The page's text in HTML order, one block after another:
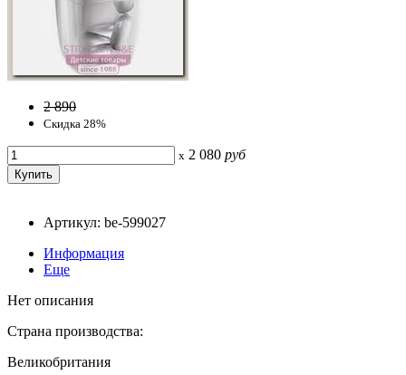
2 890
Скидка 28%
x 2 080 руб
Артикул: be-599027
Информация
Еще
Нет описания
Страна производства:
Великобритания